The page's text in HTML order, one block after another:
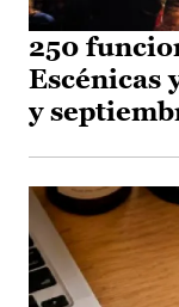
250
Escénicas
y